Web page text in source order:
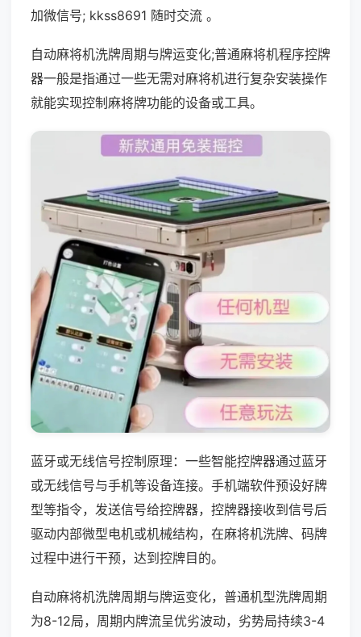
加微信号; kkss8691 随时交流 。
自动麻将机洗牌周期与牌运变化;普通麻将机程序控牌
器一般是指通过一些无需对麻将机进行复杂安装操作
就能实现控制麻将牌功能的设备或工具。
蓝牙或无线信号控制原理：一些智能控牌器通过蓝牙
或无线信号与手机等设备连接。手机端软件预设好牌
型等指令，发送信号给控牌器，控牌器接收到信号后
驱动内部微型电机或机械结构，在麻将机洗牌、码牌
过程中进行干预，达到控牌目的。
自动麻将机洗牌周期与牌运变化，普通机型洗牌周期
为8-12局，周期内牌流呈优劣波动，劣势局持续3-4